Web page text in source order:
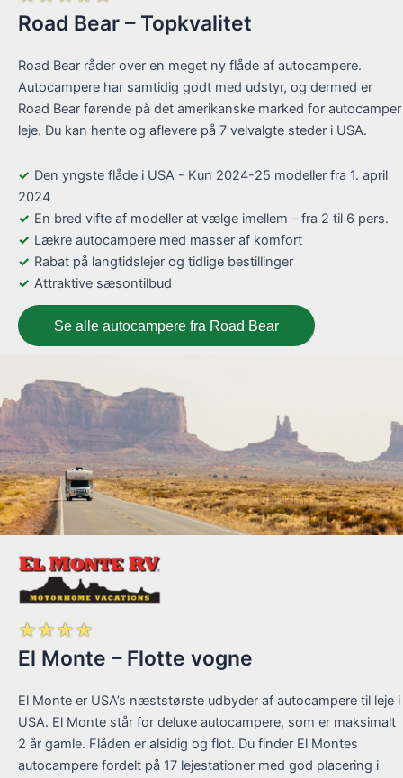
Road Bear – Topkvalitet
Road Bear råder over en meget ny flåde af autocampere.
Autocampere har samtidig godt med udstyr, og dermed er
Road Bear førende på det amerikanske marked for autocamper
leje. Du kan hente og aflevere på 7 velvalgte steder i USA.
Den yngste flåde i USA - Kun 2024-25 modeller fra 1. april
2024
En bred vifte af modeller at vælge imellem – fra 2 til 6 pers.
Lækre autocampere med masser af komfort
Rabat på langtidslejer og tidlige bestillinger
Attraktive sæsontilbud
Se alle autocampere fra Road Bear
☆☆☆☆
El Monte – Flotte vogne
El Monte er USA’s næststørste udbyder af autocampere til leje i
USA. El Monte står for deluxe autocampere, som er maksimalt
2 år gamle. Flåden er alsidig og flot. Du finder El Montes
autocampere fordelt på 17 lejestationer med god placering i